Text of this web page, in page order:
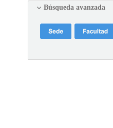
Búsqueda avanzada